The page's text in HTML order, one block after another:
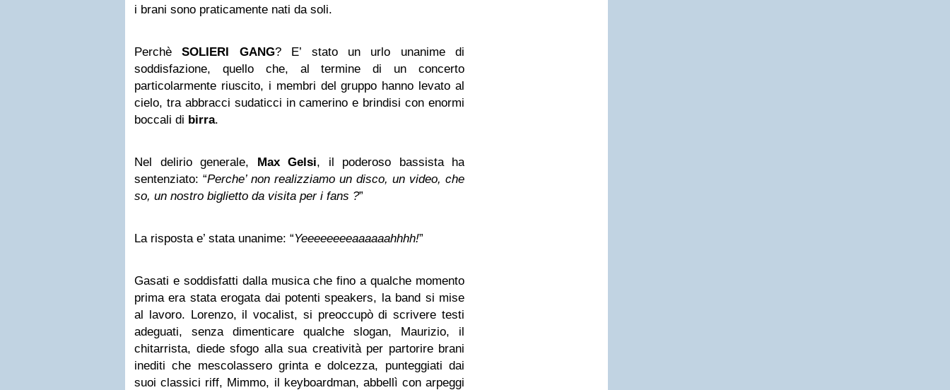
i brani sono praticamente nati da soli.
PerchèSOLIERI GANG? E’ stato un urlo unanime di
soddisfazione, quello che, al termine di un concerto
particolarmente riuscito, i membri del gruppo hanno levato al
cielo, tra abbracci sudaticci in camerino e brindisi con enormi
boccali di birra.
Nel delirio generale, Max Gelsi, il poderoso bassista ha
sentenziato: “Perche’ non realizziamo un disco, un video, che
so, un nostro biglietto da visita per i fans ?”
La risposta e’ stata unanime: “Yeeeeeeeeaaaaaahhhh!”
Gasati e soddisfatti dalla musica che fino a qualche momento
prima era stata erogata dai potenti speakers, la band si mise
al lavoro. Lorenzo, il vocalist, si preoccupò di scrivere testi
adeguati, senza dimenticare qualche slogan, Maurizio, il
chitarrista, diede sfogo alla sua creatività per partorire brani
inediti che mescolassero grinta e dolcezza, punteggiati dai
suoi classici riff, Mimmo, il keyboardman, abbellì con arpeggi